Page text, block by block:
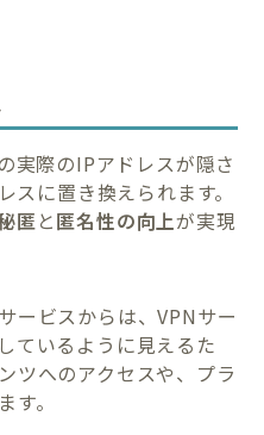
実際のIPアドレスが隠さ
に置き換えられます。
匿と匿名性の向上が実現
ービスからは、VPNサー
ているように見えるた
ツへのアクセスや、プラ
。